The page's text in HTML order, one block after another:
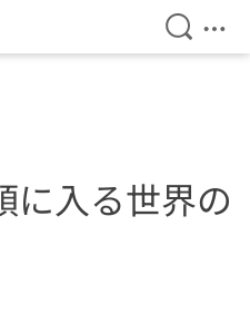
Open
に入る世界の